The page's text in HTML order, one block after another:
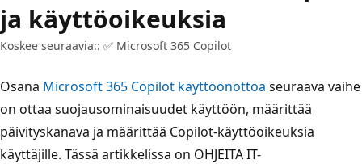
ja käyttöoikeuksia
Koskee seuraavia:: ✅ Microsoft 365 Copilot
Osana Microsoft 365 Copilot käyttöönottoa seuraava vaihe
on ottaa suojausominaisuudet käyttöön, määrittää
päivityskanava ja määrittää Copilot-käyttöoikeuksia
käyttäjille. Tässä artikkelissa on OHJEITA IT-